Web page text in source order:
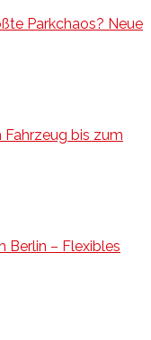
Parkchaos? Neue
Fahrzeug bis zum
Berlin – Flexibles